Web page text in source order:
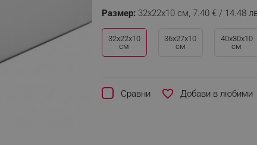
Размер: 32x22x10 см, 7.40 € / 14.48
32x22x10
см
36x27x10
см
40x30x10
см
Сравни favorite_border